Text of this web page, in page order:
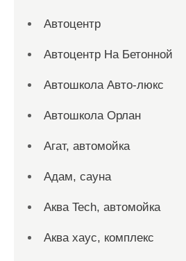
Автоцентр
Автоцентр На Бетонной
Автошкола Авто-люкс
Автошкола Орлан
Агат, автомойка
Адам, сауна
Аква Tech, автомойка
Аква хаус, комплекс